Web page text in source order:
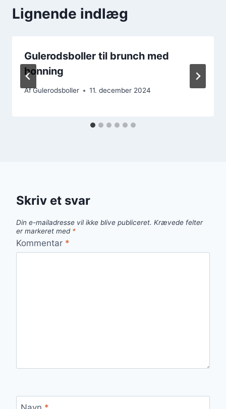
Lignende indlæg
Gulerodsboller til brunch med
honning
AfGulerodsboller 11. december 2024
Skriv et svar
Din e-mailadresse vil ikke blive publiceret. Krævede felter
er markeret med *
Kommentar *